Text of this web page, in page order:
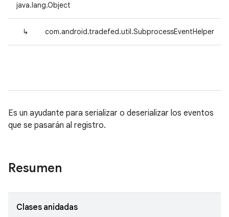
java.lang.Object
↳ com.android.tradefed.util.SubprocessEventHelper
Es un ayudante para serializar o deserializar los eventos
que se pasarán al registro.
Resumen
Clases anidadas